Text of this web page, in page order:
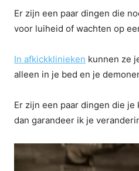
Er zijn een paar dingen die
voor luiheid of wachten op
In afkickklinieken kunnen ze
alleen in je bed en je
Er zijn een paar dingen die
dan garandeer ik je